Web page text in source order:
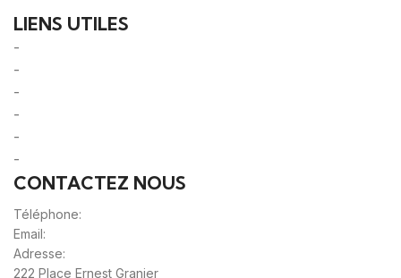
LIENS UTILES
-
-
-
-
-
-
CONTACTEZ NOUS
Téléphone:
Email:
Adresse:
222 Place Ernest Granier